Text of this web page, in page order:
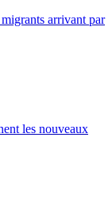
arrivant par
les nouveaux